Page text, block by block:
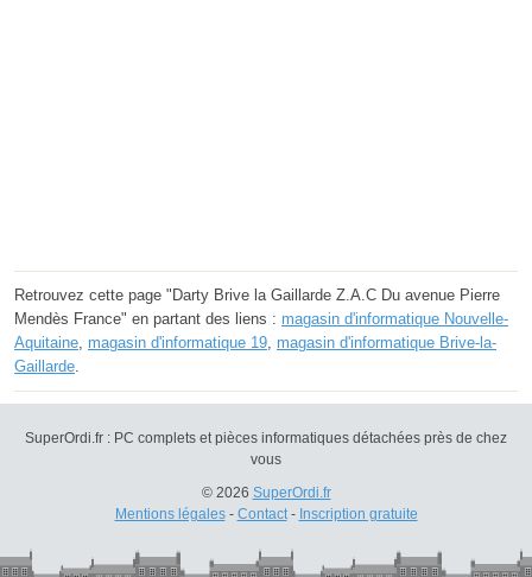
Retrouvez cette page "Darty Brive la Gaillarde Z.A.C Du avenue Pierre
Mendès France" en partant des liens : magasin d'informatique Nouvelle-
Aquitaine, magasin d'informatique 19, magasin d'informatique Brive-la-
Gaillarde.
SuperOrdi.fr : PC complets et pièces informatiques détachées près de chez
vous
© 2026 SuperOrdi.fr
Mentions légales- Contact- Inscription gratuite